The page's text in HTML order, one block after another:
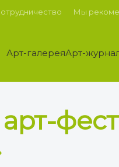
Мы
Арт-галереяАрт-